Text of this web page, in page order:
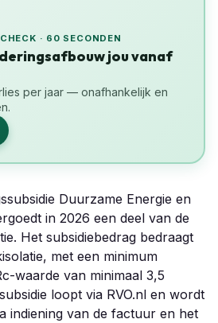
· 60 SECONDEN
jou vanaf
per jaar — onafhankelijk en
Duurzame Energie en
in 2026 een deel van de
Het subsidiebedrag bedraagt
met een minimum
waarde van minimaal 3,5
loopt via RVO.nl en wordt
indiening van de factuur en het